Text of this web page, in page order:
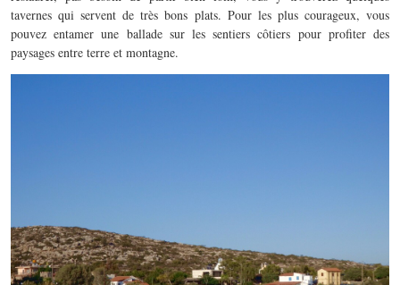
tavernes qui servent de très bons plats. Pour les plus courageux, vous
pouvez entamer une ballade sur les sentiers côtiers pour profiter des
paysages entre terre et montagne.